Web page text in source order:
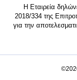
Η Εταιρεία
2018/334 της
για την